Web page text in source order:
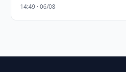
14:49 · 06/08